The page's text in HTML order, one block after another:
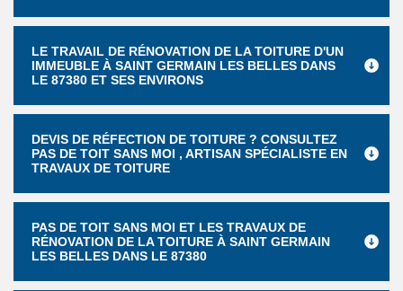
LE TRAVAIL DE RÉNOVATION DE LA TOITURE D'UN
IMMEUBLE À SAINT GERMAIN LES BELLES DANS
LE 87380 ET SES ENVIRONS
DEVIS DE RÉFECTION DE TOITURE ? CONSULTEZ
PAS DE TOIT SANS MOI , ARTISAN SPÉCIALISTE EN
TRAVAUX DE TOITURE
PAS DE TOIT SANS MOI ET LES TRAVAUX DE
RÉNOVATION DE LA TOITURE À SAINT GERMAIN
LES BELLES DANS LE 87380